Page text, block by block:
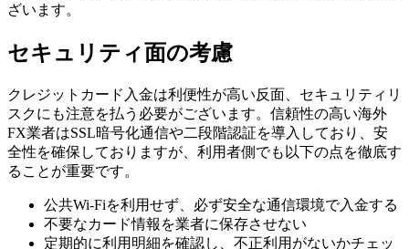
ざいます。
セキュリティ面の考慮
クレジットカード入金は利便性が高い反面、セキュリティリ
スクにも注意を払う必要がございます。信頼性の高い海外
FX業者はSSL暗号化通信や二段階認証を導入しており、安
全性を確保しておりますが、利用者側でも以下の点を徹底す
ることが重要です。
公共Wi-Fiを利用せず、必ず安全な通信環境で入金する
不要なカード情報を業者に保存させない
定期的に利用明細を確認し、不正利用がないかチェッ